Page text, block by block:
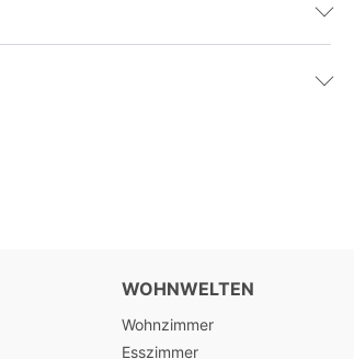
WOHNWELTEN
Wohnzimmer
Esszimmer